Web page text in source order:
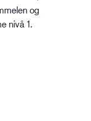
og
nivå 1.